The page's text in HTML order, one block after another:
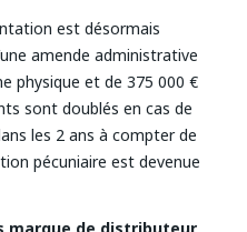
est désormais
amende administrative
physique et de 375 000 €
sont doublés en cas de
les 2 ans à compter de
pécuniaire est devenue
marque de distributeur